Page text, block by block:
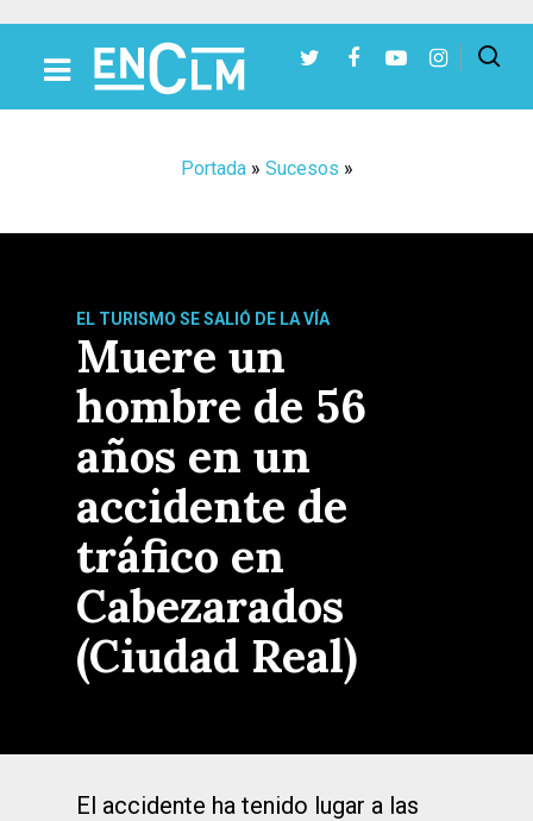
Portada» Sucesos »
EL TURISMO SE SALIÓ DE LA VÍA
Muere un
hombre de 56
años en un
accidente de
tráfico en
Cabezarados
(Ciudad Real)
El accidente ha tenido lugar a las